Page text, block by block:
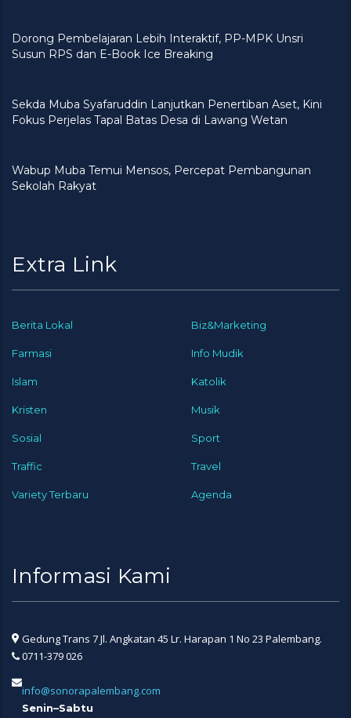
Dorong Pembelajaran Lebih Interaktif, PP-MPK Unsri
Susun RPS dan E-Book Ice Breaking
Sekda Muba Syafaruddin Lanjutkan Penertiban Aset, Kini
Fokus Perjelas Tapal Batas Desa di Lawang Wetan
Wabup Muba Temui Mensos, Percepat Pembangunan
Sekolah Rakyat
Extra Link
Berita Lokal Biz&Marketing
Farmasi Info Mudik
Islam Katolik
Kristen Musik
Sosial Sport
Traffic Travel
Variety Terbaru Agenda
Informasi Kami
Gedung Trans 7 Jl. Angkatan 45 Lr. Harapan 1 No 23 Palembang.
0711-379 026
info@sonorapalembang.com
Senin–Sabtu